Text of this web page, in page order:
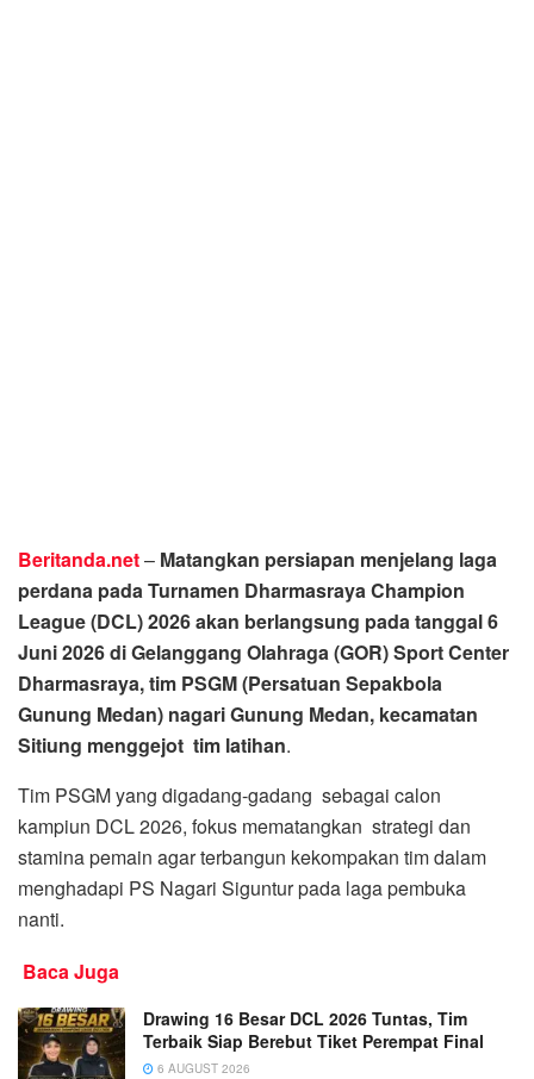
Beritanda.net– Matangkan persiapan menjelang laga
perdana pada Turnamen Dharmasraya Champion
League (DCL) 2026 akan berlangsung pada tanggal 6
Juni 2026 di Gelanggang Olahraga (GOR) Sport Center
Dharmasraya, tim PSGM (Persatuan Sepakbola
Gunung Medan) nagari Gunung Medan, kecamatan
Sitiung menggejot tim latihan.
Tim PSGM yang digadang-gadang sebagai calon
kampiun DCL 2026, fokus mematangkan strategi dan
stamina pemain agar terbangun kekompakan tim dalam
menghadapi PS Nagari Siguntur pada laga pembuka
nanti.
Baca Juga
Drawing 16 Besar DCL 2026 Tuntas, Tim
Terbaik Siap Berebut Tiket Perempat Final
6 AUGUST 2026